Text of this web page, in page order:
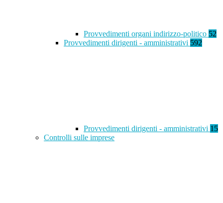
Provvedimenti organi indirizzo-politico 52
Provvedimenti dirigenti - amministrativi 592
Provvedimenti dirigenti - amministrativi 15
Controlli sulle imprese